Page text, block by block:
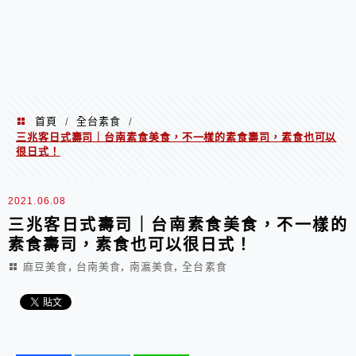
首頁 / 全台素食
/
三兆客日式壽司｜台南素食美食，不一樣的素食壽司，素食也可以
很日式！
2021.06.08
三兆客日式壽司｜台南素食美食，不一樣的
素食壽司，素食也可以很日式！
麻豆美食 , 台南美食, 南瀛美食,全台素食